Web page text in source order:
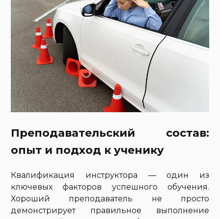
Преподавательский состав:
опыт и подход к ученику
Квалификация инструктора — один из
ключевых факторов успешного обучения.
Хороший преподаватель не просто
демонстрирует правильное выполнение